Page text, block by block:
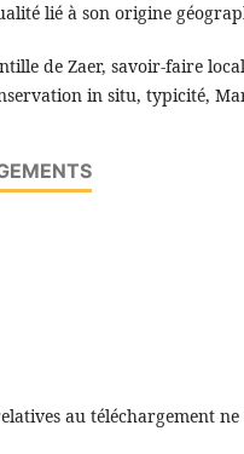
lié à son origine
de Zaer, savoir-faire
in situ, typicité,
au téléchargement